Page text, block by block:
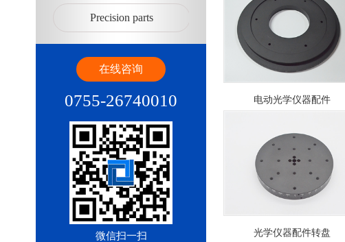
Precision parts
在线咨询
0755-26740010
微信扫一扫
电动光学仪器配件
光学仪器配件转盘